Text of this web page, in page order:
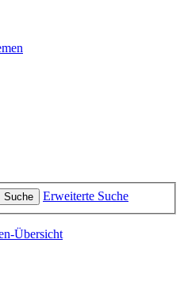
Suche Erweiterte Suche
Übersicht